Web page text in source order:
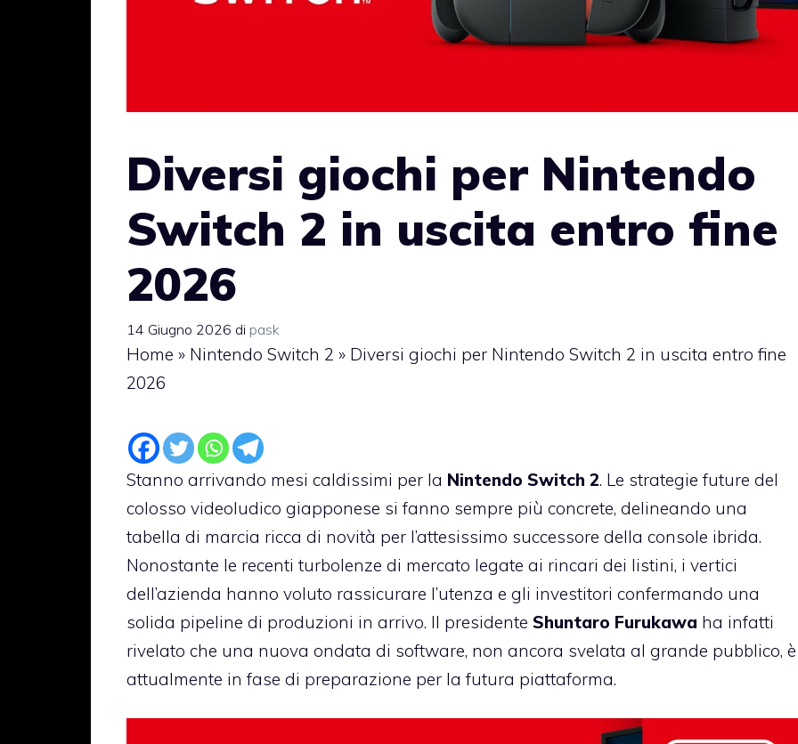
Diversi giochi per Nintendo
Switch 2 in uscita entro fine
2026
14 Giugno 2026 di pask
Home » Nintendo Switch 2 » Diversi giochi per Nintendo Switch 2 in uscita entro fine
2026
Stanno arrivando mesi caldissimi per la Nintendo Switch 2. Le strategie future del
colosso videoludico giapponese si fanno sempre più concrete, delineando una
tabella di marcia ricca di novità per l’attesissimo successore della console ibrida.
Nonostante le recenti turbolenze di mercato legate ai rincari dei listini, i vertici
dell’azienda hanno voluto rassicurare l’utenza e gli investitori confermando una
solida pipeline di produzioni in arrivo. Il presidente Shuntaro Furukawa ha infatti
rivelato che una nuova ondata di software, non ancora svelata al grande pubblico, è
attualmente in fase di preparazione per la futura piattaforma.